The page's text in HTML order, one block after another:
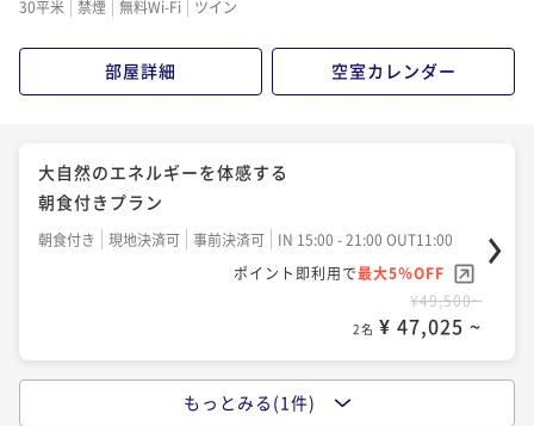
30平米 禁煙 無料Wi-Fi ツイン
部屋詳細 空室カレンダー
大自然のエネルギーを体感する
朝食付きプラン
朝食付き 現地決済可 事前決済可
IN 15:00 - 21:00 OUT11:00
ポイント即利用で最大5％OFF
¥49,500~
2名 ¥ 47,025 ~
大自然のエネルギーを体感する
もっとみる(1件)